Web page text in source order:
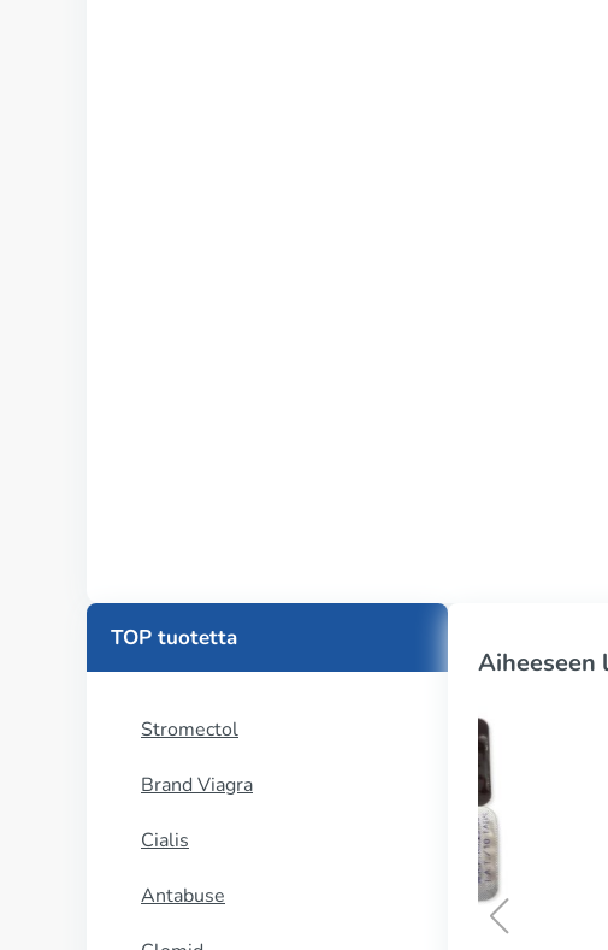
TOP tuotetta
Stromectol
Brand Viagra
Cialis
Antabuse